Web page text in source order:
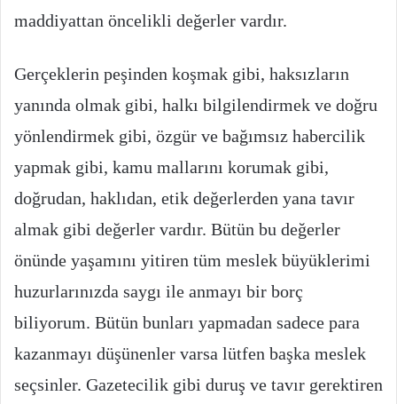
maddiyattan öncelikli değerler vardır.
Gerçeklerin peşinden koşmak gibi, haksızların
yanında olmak gibi, halkı bilgilendirmek ve doğru
yönlendirmek gibi, özgür ve bağımsız habercilik
yapmak gibi, kamu mallarını korumak gibi,
doğrudan, haklıdan, etik değerlerden yana tavır
almak gibi değerler vardır. Bütün bu değerler
önünde yaşamını yitiren tüm meslek büyüklerimi
huzurlarınızda saygı ile anmayı bir borç
biliyorum. Bütün bunları yapmadan sadece para
kazanmayı düşünenler varsa lütfen başka meslek
seçsinler. Gazetecilik gibi duruş ve tavır gerektiren